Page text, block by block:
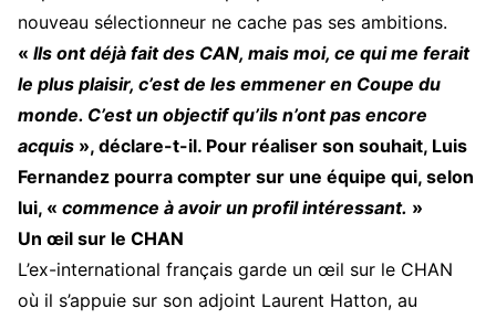
nouveau sélectionneur ne cache pas ses ambitions.
« Ils ont déjà fait des CAN, mais moi, ce qui me ferait
le plus plaisir, c’est de les emmener en Coupe du
monde. C’est un objectif qu’ils n’ont pas encore
acquis », déclare-t-il. Pour réaliser son souhait, Luis
Fernandez pourra compter sur une équipe qui, selon
lui, « commence à avoir un profil intéressant. »
Un œil sur le CHAN
L’ex-international français garde un œil sur le CHAN
où il s’appuie sur son adjoint Laurent Hatton, au